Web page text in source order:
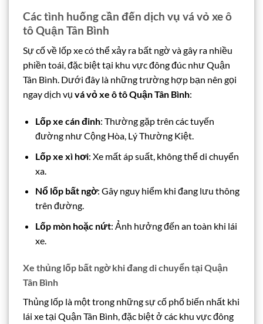
Các tình huống cần đến dịch vụ vá vỏ xe ô
tô Quận Tân Bình
Sự cố về lốp xe có thể xảy ra bất ngờ và gây ra nhiều
phiền toái, đặc biệt tại khu vực đông đúc như Quận
Tân Bình. Dưới đây là những trường hợp bạn nên gọi
ngay dịch vụ vá vỏ xe ô tô Quận Tân Bình:
Lốp xe cán đinh: Thường gặp trên các tuyến
đường như Cộng Hòa, Lý Thường Kiệt.
Lốp xe xì hơi: Xe mất áp suất, không thể di chuyển
xa.
Nổ lốp bất ngờ: Gây nguy hiểm khi đang lưu thông
trên đường.
Lốp mòn hoặc nứt: Ảnh hưởng đến an toàn khi lái
xe.
Xe thủng lốp bất ngờ khi đang di chuyển tại Quận
Tân Bình
Thủng lốp là một trong những sự cố phổ biến nhất khi
lái xe tại Quận Tân Bình, đặc biệt ở các khu vực đông